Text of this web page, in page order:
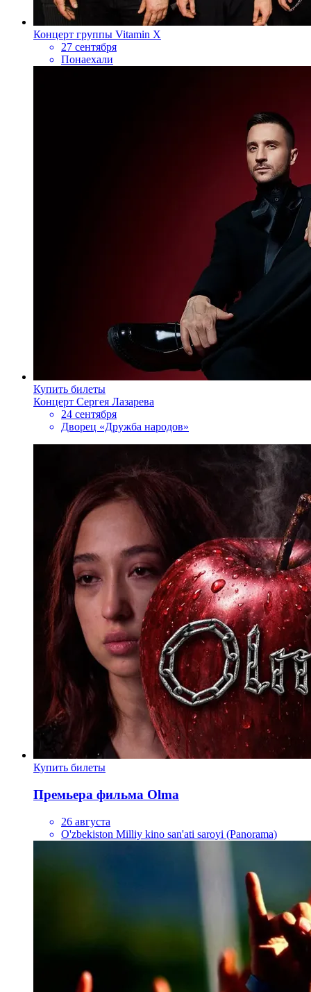
Концерт группы Vitamin X
27 сентября
Понаехали
Купить билеты
Концерт Сергея Лазарева
24 сентября
Дворец «Дружба народов»
Купить билеты
Премьера фильма Olma
26 августа
O'zbekiston Milliy kino san'ati saroyi (Panorama)